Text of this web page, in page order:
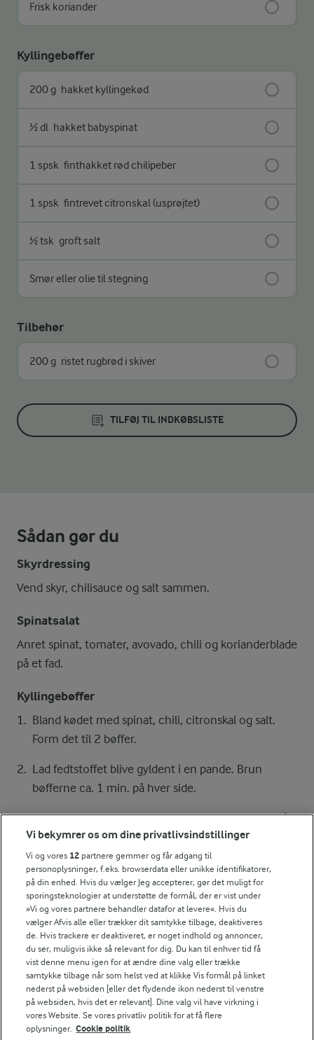
Frisk koriander
Kyllingebøffer
200 g hakket kyllingekød
½ dl hakket babyspinat
1 spsk finthakket rød chilipeber
1 spsk fintrevet citronskal (usprøjtet)
½ tsk groft salt
Smør eller olie til stegning
Tilbehør
200 g ristet rugbrød i skiver
TILFØJ TIL INDKØBSLISTE
Sådan gør du
Skyrdressing
Vend skyr, chilisauce og salt sammen.
Spinatsalat
Anret spinat, tomater, avovado, chili og korianderblade
på et fad.
Kyllingebøffer
Bland kødet med spinat, chili, citronskal og salt.
Form det til 2 bøffer.
Lad fedtstoffet blive gyldent i en pande. Brun
bøfferne ca. 1 min. på hver side.
Skru ned til jævn varme og steg dem ca. 3 min. på
hver side - tjek at kødsaften er klar.
Anret kyllingebøffer, lidt af spinatsalaten og
skyrdressingen på tallerkener med ristet rugbrød.
Server resten af skyrdressingen og spinatsalaten ved
siden af.
Bedømmelse
1 2 3 4
Vi bekymrer os om dine privatlivsindstillinger
Vi og vores 12 partnere gemmer og får adgang til
personoplysninger, f.eks. browserdata eller unikke identifikatorer,
på din enhed. Hvis du vælger Jeg accepterer, gør det muligt for
sporingsteknologier at understøtte de formål, der er vist under
»Vi og vores partnere behandler datafor at levere«. Hvis du
vælger Afvis alle eller trækker dit samtykke tilbage, deaktiveres
de. Hvis trackere er deaktiveret, er noget indhold og annoncer,
du ser, muligvis ikke så relevant for dig. Du kan til enhver tid få
vist denne menu igen for at ændre dine valg eller trække
samtykke tilbage når som helst ved at klikke Vis formål på linket
nederst på websiden [eller det flydende ikon nederst til venstre
på websiden, hvis det er relevant]. Dine valg vil have virkning i
vores Website. Se vores privatliv politik for at få flere
oplysninger. Cookie politik